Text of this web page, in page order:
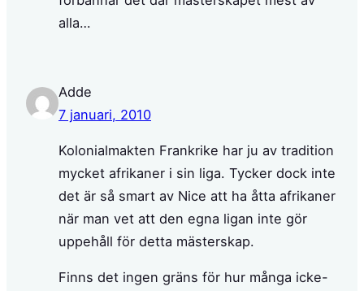
alla…
Adde
7 januari, 2010
Kolonialmakten Frankrike har ju av tradition
mycket afrikaner i sin liga. Tycker dock inte
det är så smart av Nice att ha åtta afrikaner
när man vet att den egna ligan inte gör
uppehåll för detta mästerskap.
Finns det ingen gräns för hur många icke-